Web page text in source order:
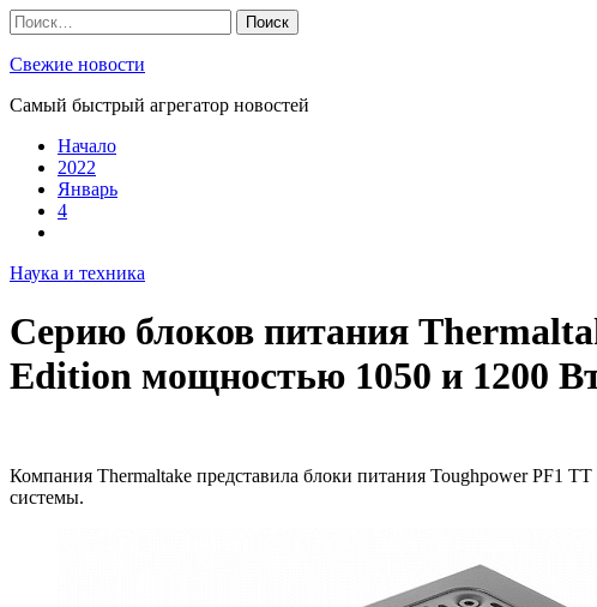
Skip
to
content
Найти:
Свежие новости
Самый быстрый агрегатор новостей
Начало
2022
Январь
4
Наука и техника
Серию блоков питания
Edition мощностью 1050 и 1200
Компания Thermaltake представила блоки питания Toughpower PF1
системы.